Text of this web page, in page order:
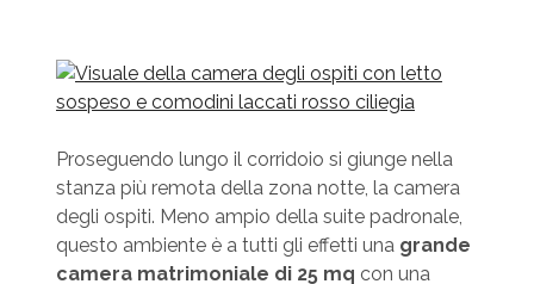
Proseguendo lungo il corridoio si giunge nella
stanza più remota della zona notte, la camera
degli ospiti. Meno ampio della suite padronale,
questo ambiente è a tutti gli effetti una grande
camera matrimoniale di 25 mq con una